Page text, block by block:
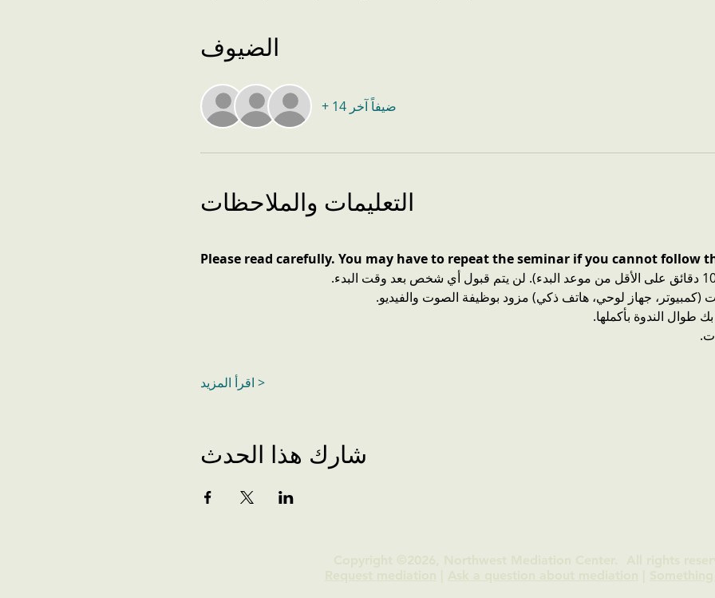
الضيوف
+ 14 ضيفاً آخر
التعليمات والملاحظات
Please read carefully. You may have to repeat the seminar if you cannot follow
(كمبيوتر، جهاز لوحي، هاتف ذكي) مزود بوظيفة الصوت والفيديو.
طوال الندوة بأكملها.
اقرأ المزيد >
شارك هذا الحدث